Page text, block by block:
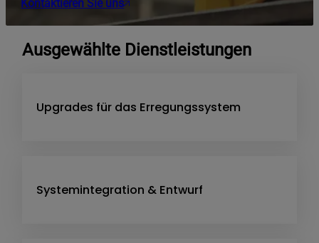
Kontaktieren Sie uns
Ausgewählte Dienstleistungen
Upgrades für das Erregungssystem
Systemintegration & Entwurf